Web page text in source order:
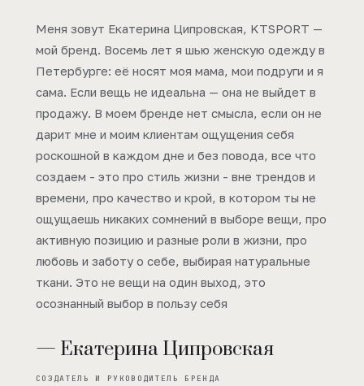
Меня зовут Екатерина Ципровская, KTSPORT —
мой бренд. Восемь лет я шью женскую одежду в
Петербурге: её носят моя мама, мои подруги и я
сама. Если вещь не идеальна — она не выйдет в
продажу. В моем бренде нет смысла, если он не
дарит мне и моим клиентам ощущения себя
роскошной в каждом дне и без повода, все что
создаем - это про стиль жизни - вне трендов и
времени, про качество и крой, в котором ты не
ощущаешь никаких сомнений в выборе вещи, про
активную позицию и разные роли в жизни, про
любовь и заботу о себе, выбирая натуральные
ткани. Это не вещи на один выход, это
осознанный выбор в пользу себя
— Екатерина Ципровская
СОЗДАТЕЛЬ И РУКОВОДИТЕЛЬ БРЕНДА